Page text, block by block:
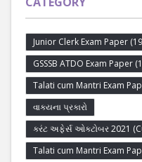
Junior Clerk Exam Paper
GSSSB ATDO Exam Paper
Talati cum Mantri Exam
વાક્યના પ્રકારો
કરંટ અફેર્સ ઓક્ટોબર 2021
Talati cum Mantri Exam